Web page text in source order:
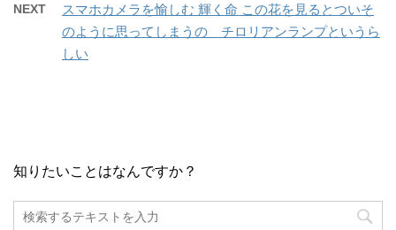
NEXT
スマホカメラを愉しむ 輝く命 この花を見るとついそ
のように思ってしまうの チロリアンランプというら
しい
知りたいことはなんですか？